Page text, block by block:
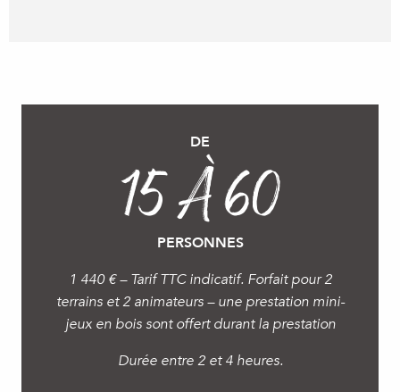
DE
15 À 60
PERSONNES
1 440 € – Tarif TTC indicatif. Forfait pour 2
terrains et 2 animateurs – une prestation mini-
jeux en bois sont offert durant la prestation
Durée entre 2 et 4 heures.